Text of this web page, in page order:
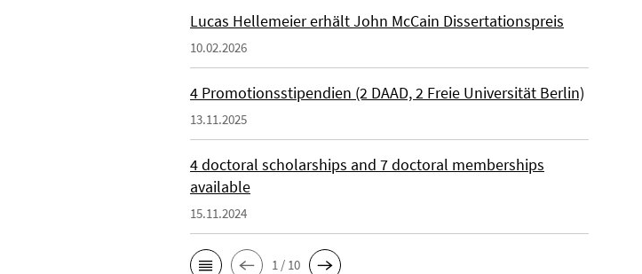
Lucas Hellemeier erhält John McCain Dissertationspreis
10.02.2026
4 Promotionsstipendien (2 DAAD, 2 Freie Universität Berlin)
13.11.2025
4 doctoral scholarships and 7 doctoral memberships
available
15.11.2024
1 / 10